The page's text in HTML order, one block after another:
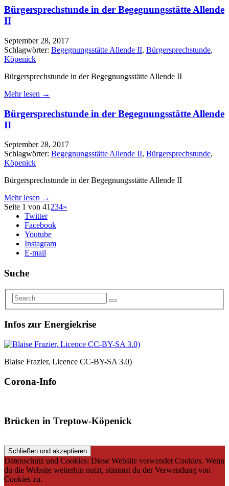
Bürgersprechstunde in der Begegnungsstätte Allende
II
September 28, 2017
Schlagwörter: Begegnungsstätte Allende II, Bürgersprechstunde,
Köpenick
Bürgersprechstunde in der Begegnungsstätte Allende II
Mehr lesen →
Bürgersprechstunde in der Begegnungsstätte Allende
II
September 28, 2017
Schlagwörter: Begegnungsstätte Allende II, Bürgersprechstunde,
Köpenick
Bürgersprechstunde in der Begegnungsstätte Allende II
Mehr lesen →
Seite 1 von 41 234»
Twitter
Facebook
Youtube
Instagram
E-mail
Suche
Infos zur Energiekrise
Blaise Frazier, Licence CC-BY-SA 3.0)
Corona-Info
Brücken in Treptow-Köpenick
Datenschutz und Cookies: Diese Website verwendet Cookies. Wenn
du die Website weiterhin nutzt, stimmst du der Verwendung von
Cookies zu.